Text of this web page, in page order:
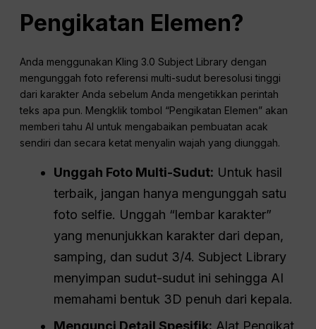
Pengikatan Elemen?
Anda menggunakan Kling 3.0 Subject Library dengan
mengunggah foto referensi multi-sudut beresolusi tinggi
dari karakter Anda sebelum Anda mengetikkan perintah
teks apa pun. Mengklik tombol “Pengikatan Elemen” akan
memberi tahu AI untuk mengabaikan pembuatan acak
sendiri dan secara ketat menyalin wajah yang diunggah.
Unggah Foto Multi-Sudut: Untuk hasil
terbaik, jangan hanya mengunggah satu
foto selfie. Unggah “lembar karakter”
yang menunjukkan karakter dari depan,
samping, dan sudut 3/4. Subject Library
menyimpan sudut-sudut ini sehingga AI
memahami bentuk 3D penuh dari kepala.